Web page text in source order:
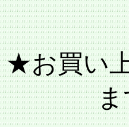
★お買い